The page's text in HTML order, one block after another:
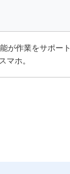
が作業をサポート
マホ。